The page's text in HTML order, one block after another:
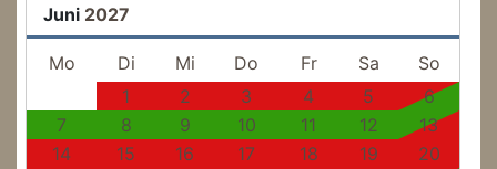
Juni 2027
Mo Di Mi Do Fr Sa
So
1
2 3 4 5
6
7
8 9 10 11 12
13
14
15 16 17 18 19
20